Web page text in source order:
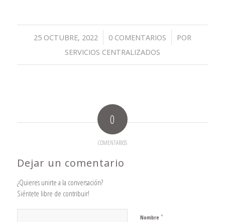
25 OCTUBRE, 2022
/ 0 COMENTARIOS
/
POR
SERVICIOS CENTRALIZADOS
0
COMENTARIOS
Dejar un comentario
¿Quieres unirte a la conversación?
Siéntete libre de contribuir!
Nombre *